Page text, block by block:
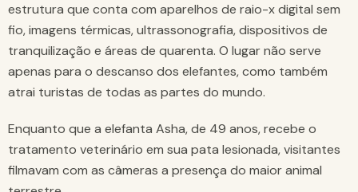
estrutura que conta com aparelhos de raio-x digital sem
fio, imagens térmicas, ultrassonografia, dispositivos de
tranquilização e áreas de quarenta. O lugar não serve
apenas para o descanso dos elefantes, como também
atrai turistas de todas as partes do mundo.
Enquanto que a elefanta Asha, de 49 anos, recebe o
tratamento veterinário em sua pata lesionada, visitantes
filmavam com as câmeras a presença do maior animal